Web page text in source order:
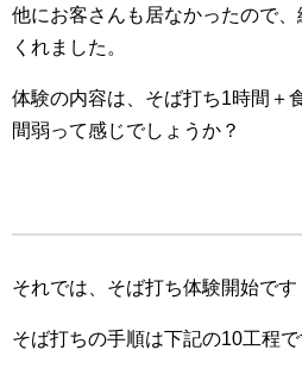
他にお客さんも居なかったので
くれました。
体験の内容は、そば打ち1時間＋
間弱って感じでしょうか？
それでは、そば打ち体験開始です
そば打ちの手順は下記の10工程で